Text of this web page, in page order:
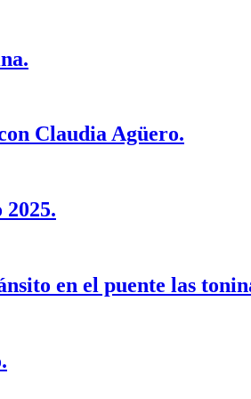
Claudia Agüero.
en el puente las